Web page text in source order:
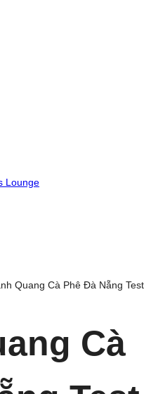
Lounge
Quang Cà Phê Đà Nẵng Test
Cà